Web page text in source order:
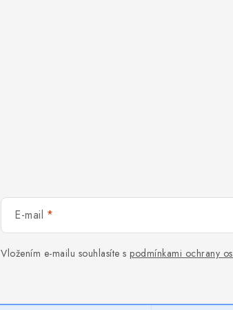
E-mail
Vložením e-mailu souhlasíte s podmínkami ochrany